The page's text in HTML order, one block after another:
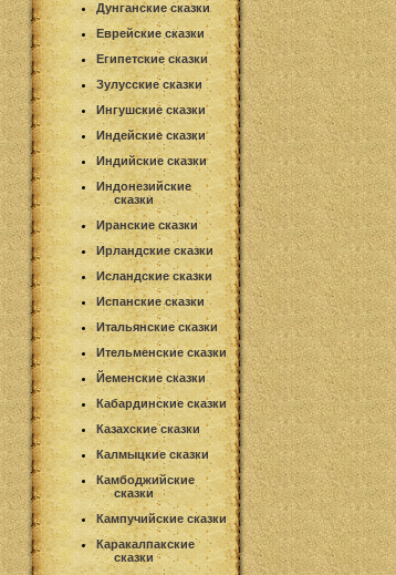
Дунганские сказки
Еврейские сказки
Египетские сказки
Зулусские сказки
Ингушские сказки
Индейские сказки
Индийские сказки
Индонезийские
сказки
Иранские сказки
Ирландские сказки
Исландские сказки
Испанские сказки
Итальянские сказки
Ительменские сказки
Йеменские сказки
Кабардинские сказки
Казахские сказки
Калмыцкие сказки
Камбоджийские
сказки
Кампучийские сказки
Каракалпакские
сказки